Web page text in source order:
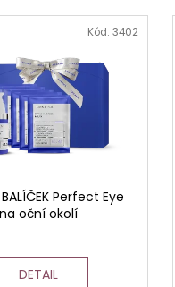
BALÍČEK Perfect Eye
na oční okolí
DETAIL
Kód: 3402